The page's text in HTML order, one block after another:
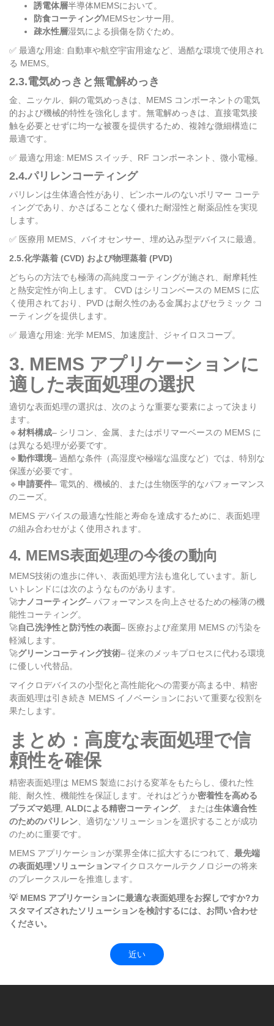
誘電体層半導体MEMSにおいて。
防食コーティングMEMSセンサー用。
疎水性層湿気による損傷を防ぐため。
✅ 最適な用途: 自動車や航空宇宙用途など、過酷な環境で使用され
る MEMS。
2.3.電気めっきと無電解めっき
金、ニッケル、銅の電気めっきは、MEMS コンポーネントの電気
的および機械的特性を強化します。無電解めっきは、直接電気接
触を必要とせずに均一な被覆を提供するため、複雑な微細構造に
最適です。
✅ 最適な用途: MEMS スイッチ、RF コンポーネント、微小電極。
2.4.パリレンコーティング
パリレンは生体適合性があり、ピンホールのないポリマー コーテ
ィングであり、かさばることなく優れた耐湿性と耐薬品性を実現
します。
✅ 医療用 MEMS、バイオセンサー、埋め込み型デバイスに最適。
2.5.化学蒸着 (CVD) および物理蒸着 (PVD)
どちらの方法でも極薄の高純度コーティングが施され、耐摩耗性
と熱安定性が向上します。 CVD はシリコンベースの MEMS に広
く使用されており、PVD は耐久性のある金属およびセラミック コ
ーティングを提供します。
✅ 最適な用途: 光学 MEMS、加速度計、ジャイロスコープ。
3. MEMS アプリケーションに
適した表面処理の選択
適切な表面処理の選択は、次のような重要な要素によって決まり
ます。
🔹材料構成– シリコン、金属、またはポリマーベースの MEMS に
は異なる処理が必要です。
🔹動作環境– 過酷な条件（高湿度や極端な温度など）では、特別な
保護が必要です。
🔹 申請要件– 電気的、機械的、または生物医学的なパフォーマンス
のニーズ。
MEMS デバイスの最適な性能と寿命を達成するために、表面処理
の組み合わせがよく使用されます。
4. MEMS表面処理の今後の動向
MEMS技術の進歩に伴い、表面処理方法も進化しています。新し
いトレンドには次のようなものがあります。
🚀ナノコーティング– パフォーマンスを向上させるための極薄の機
能性コーティング。
🚀自己洗浄性と防汚性の表面– 医療および産業用 MEMS の汚染を
軽減します。
🚀グリーンコーティング技術– 従来のメッキプロセスに代わる環境
に優しい代替品。
マイクロデバイスの小型化と高性能化への需要が高まる中、精密
表面処理は引き続き MEMS イノベーションにおいて重要な役割を
果たします。
まとめ：高度な表面処理で信
頼性を確保
精密表面処理は MEMS 製造における変革をもたらし、優れた性
能、耐久性、機能性を保証します。それはどうか密着性を高める
プラズマ処理, ALDによる精密コーティング、 または生体適合性
のためのパリレン、適切なソリューションを選択することが成功
のために重要です。
MEMS アプリケーションが業界全体に拡大するにつれて、 最先端
の表面処理ソリューションマイクロスケールテクノロジーの将来
のブレークスルーを推進します。
💡 MEMS アプリケーションに最適な表面処理をお探しですか?カ
スタマイズされたソリューションを検討するには、お問い合わせ
ください。
近い